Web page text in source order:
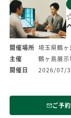
開催場所 埼玉県鶴
主催
鶴ヶ島展示
開催日
2026/07/
ご予約